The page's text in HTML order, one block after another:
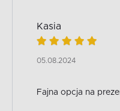
Kasia
05.08.2024
Fajna opcja na